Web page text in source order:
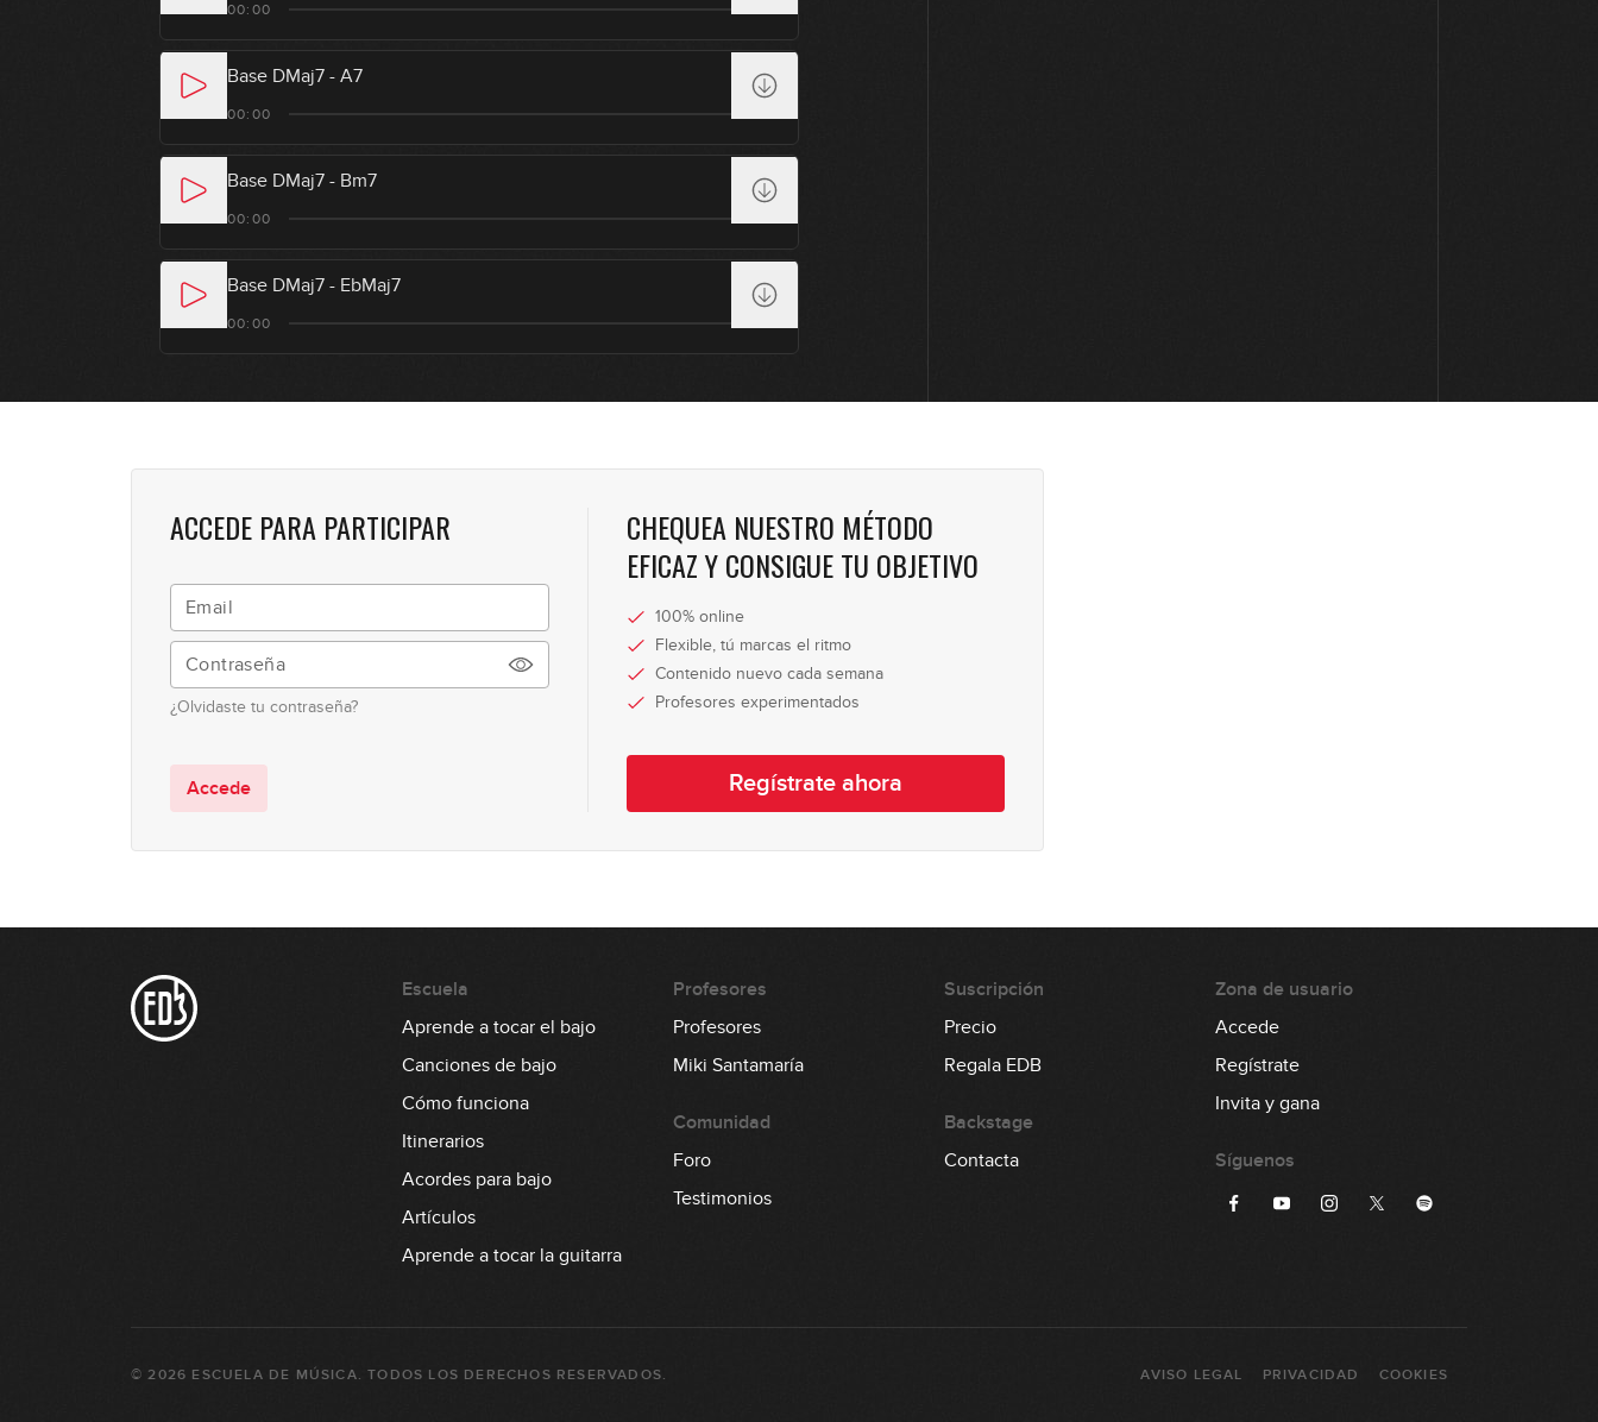
00:00
Base DMaj7 - A7
00:00
Base DMaj7 - Bm7
00:00
Base DMaj7 - EbMaj7
00:00
ACCEDE PARA PARTICIPAR
¿Olvidaste tu contraseña?
Accede
CHEQUEA NUESTRO MÉTODO
EFICAZ Y CONSIGUE TU OBJETIVO
100% online
Flexible, tú marcas el ritmo
Contenido nuevo cada semana
Profesores experimentados
Regístrate ahora
Escuela
Aprende a tocar el bajo
Canciones de bajo
Cómo funciona
Itinerarios
Acordes para bajo
Artículos
Aprende a tocar la guitarra
Profesores
Profesores
Miki Santamaría
Comunidad
Foro
Testimonios
Suscripción
Precio
Regala EDB
Backstage
Contacta
Zona de usuario
Accede
Regístrate
Invita y gana
Síguenos
©2026 ESCUELA DE MÚSICA. TODOS LOS DERECHOS RESERVADOS. AVISO LEGAL PRIVACIDAD COOKIES